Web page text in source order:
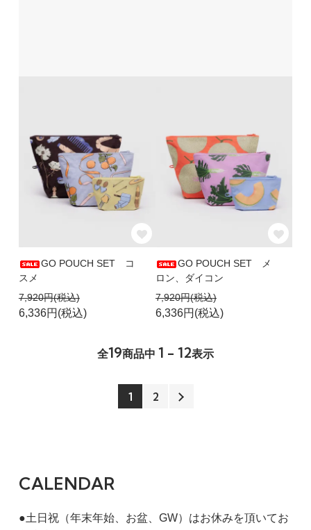
GO POUCH SET コ
スメ
7,920円(税込)
6,336円(税込)
GO POUCH SET メ
ロン、ダイコン
7,920円(税込)
6,336円(税込)
全19商品中 1 - 12表示
1 2
CALENDAR
●土日祝（年末年始、お盆、GW）はお休みを頂いてお